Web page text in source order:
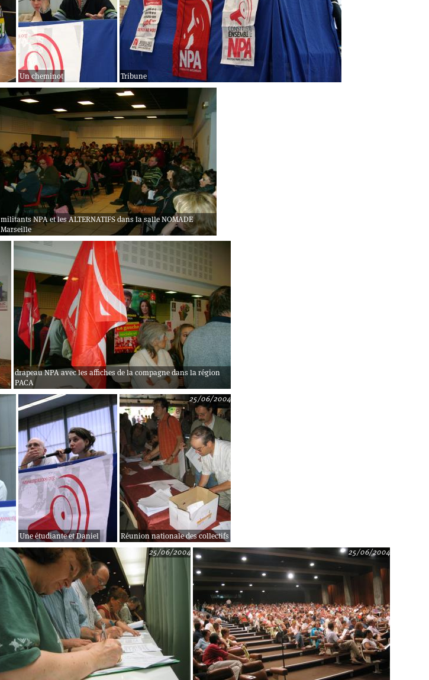
Un cheminot Tribune
militants NPA et les ALTERNATIFS dans la salle NOMADE
Marseille
drapeau NPA avec les affiches de la compagne dans la région
PACA
Une étudiante et Daniel Réunion nationale des collectifs
25/06/2004
25/06/2004 25/06/2004